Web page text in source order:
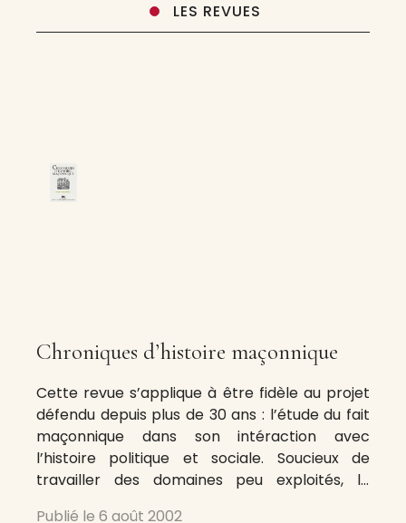
LES REVUES
Chroniques d’histoire maçonnique
Cette revue s’applique à être fidèle au projet
défendu depuis plus de 30 ans : l’étude du fait
maçonnique dans son intéraction avec
l’histoire politique et sociale. Soucieux de
travailler des domaines peu exploités, la
Publié le 6 août 2002